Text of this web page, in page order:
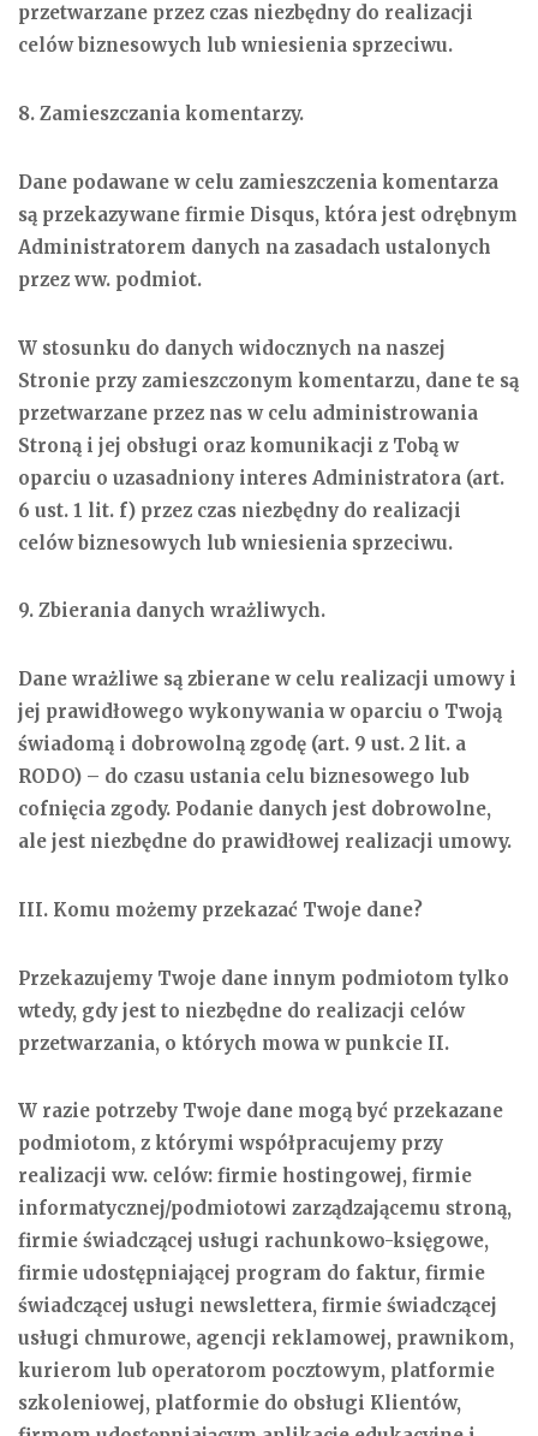
przetwarzane przez czas niezbędny do realizacji
celów biznesowych lub wniesienia sprzeciwu.
8. Zamieszczania komentarzy.
Dane podawane w celu zamieszczenia komentarza
są przekazywane firmie Disqus, która jest odrębnym
Administratorem danych na zasadach ustalonych
przez ww. podmiot.
W stosunku do danych widocznych na naszej
Stronie przy zamieszczonym komentarzu, dane te są
przetwarzane przez nas w celu administrowania
Stroną i jej obsługi oraz komunikacji z Tobą w
oparciu o uzasadniony interes Administratora (art.
6 ust. 1 lit. f) przez czas niezbędny do realizacji
celów biznesowych lub wniesienia sprzeciwu.
9. Zbierania danych wrażliwych.
Dane wrażliwe są zbierane w celu realizacji umowy i
jej prawidłowego wykonywania w oparciu o Twoją
świadomą i dobrowolną zgodę (art. 9 ust. 2 lit. a
RODO) – do czasu ustania celu biznesowego lub
cofnięcia zgody. Podanie danych jest dobrowolne,
ale jest niezbędne do prawidłowej realizacji umowy.
III. Komu możemy przekazać Twoje dane?
Przekazujemy Twoje dane innym podmiotom tylko
wtedy, gdy jest to niezbędne do realizacji celów
przetwarzania, o których mowa w punkcie II.
W razie potrzeby Twoje dane mogą być przekazane
podmiotom, z którymi współpracujemy przy
realizacji ww. celów: firmie hostingowej, firmie
informatycznej/podmiotowi zarządzającemu stroną,
firmie świadczącej usługi rachunkowo-księgowe,
firmie udostępniającej program do faktur, firmie
świadczącej usługi newslettera, firmie świadczącej
usługi chmurowe, agencji reklamowej, prawnikom,
kurierom lub operatorom pocztowym, platformie
szkoleniowej, platformie do obsługi Klientów,